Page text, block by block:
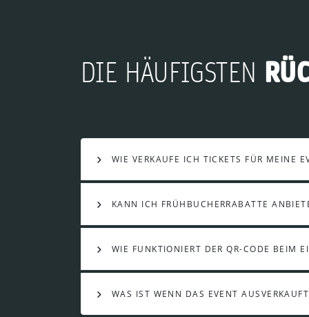
DIE HÄUFIGSTEN
WIE VERKAUFE ICH TICKETS FÜR MEINE
KANN ICH FRÜHBUCHERRABATTE
WIE FUNKTIONIERT DER QR-CODE BEIM
WAS IST WENN DAS EVENT